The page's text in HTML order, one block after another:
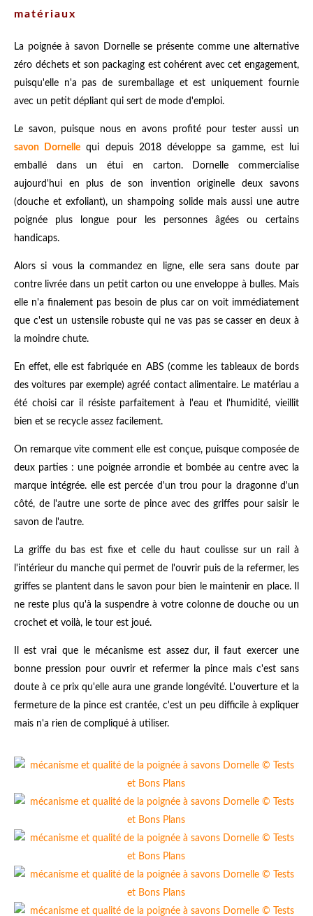
matériaux
La poignée à savon Dornelle se présente comme une alternative
zéro déchets et son packaging est cohérent avec cet engagement,
puisqu'elle n'a pas de suremballage et est uniquement fournie
avec un petit dépliant qui sert de mode d'emploi.
Le savon, puisque nous en avons profité pour tester aussi un
savon Dornelle qui depuis 2018 développe sa gamme, est lui
emballé dans un étui en carton. Dornelle commercialise
aujourd'hui en plus de son invention originelle deux savons
(douche et exfoliant), un shampoing solide mais aussi une autre
poignée plus longue pour les personnes âgées ou certains
handicaps.
Alors si vous la commandez en ligne, elle sera sans doute par
contre livrée dans un petit carton ou une enveloppe à bulles. Mais
elle n'a finalement pas besoin de plus car on voit immédiatement
que c'est un ustensile robuste qui ne vas pas se casser en deux à
la moindre chute.
En effet, elle est fabriquée en ABS (comme les tableaux de bords
des voitures par exemple) agréé contact alimentaire. Le matériau a
été choisi car il résiste parfaitement à l'eau et l'humidité, vieillit
bien et se recycle assez facilement.
On remarque vite comment elle est conçue, puisque composée de
deux parties : une poignée arrondie et bombée au centre avec la
marque intégrée. elle est percée d'un trou pour la dragonne d'un
côté, de l'autre une sorte de pince avec des griffes pour saisir le
savon de l'autre.
La griffe du bas est fixe et celle du haut coulisse sur un rail à
l'intérieur du manche qui permet de l'ouvrir puis de la refermer, les
griffes se plantent dans le savon pour bien le maintenir en place. Il
ne reste plus qu'à la suspendre à votre colonne de douche ou un
crochet et voilà, le tour est joué.
Il est vrai que le mécanisme est assez dur, il faut exercer une
bonne pression pour ouvrir et refermer la pince mais c'est sans
doute à ce prix qu'elle aura une grande longévité. L'ouverture et la
fermeture de la pince est crantée, c'est un peu difficile à expliquer
mais n'a rien de compliqué à utiliser.